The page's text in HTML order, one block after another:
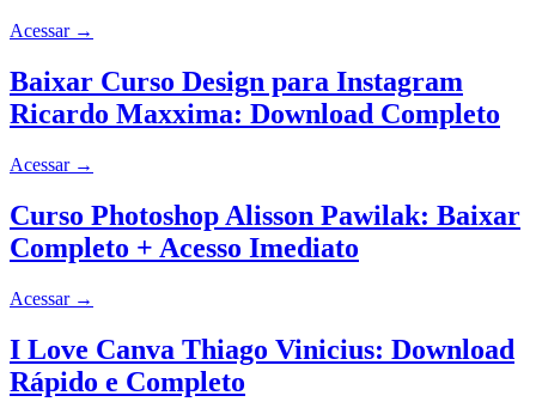
Acessar →
Baixar Curso Design para Instagram
Ricardo Maxxima: Download Completo
Acessar →
Curso Photoshop Alisson Pawilak: Baixar
Completo + Acesso Imediato
Acessar →
I Love Canva Thiago Vinicius: Download
Rápido e Completo